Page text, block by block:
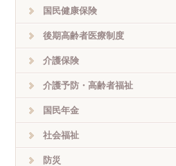
国民健康保険
後期高齢者医療制度
介護保険
介護予防・高齢者福祉
国民年金
社会福祉
防災